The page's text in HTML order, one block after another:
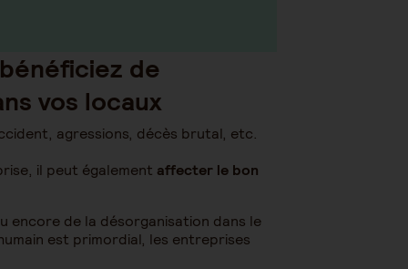
de
vos locaux
agressions, décès brutal, etc.
il peut également affecter le bon
encore de la désorganisation dans le
est primordial, les entreprises